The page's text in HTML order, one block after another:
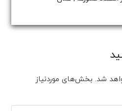
شد. بخش‌های موردنیاز